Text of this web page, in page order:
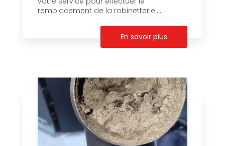
remplacement de la robinetterie....
En savoir plus